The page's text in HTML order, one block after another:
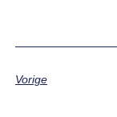
Vorige